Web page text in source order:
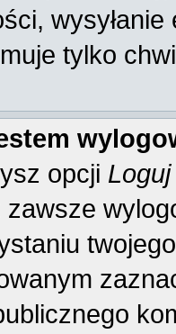
tylko
opcji